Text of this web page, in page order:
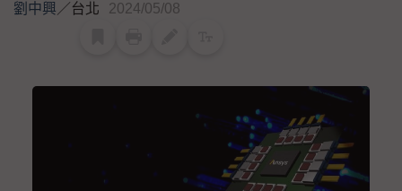
劉中興／台北 2024/05/08